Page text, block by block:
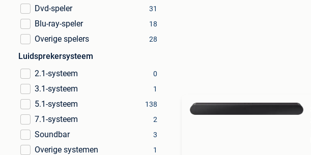
Dvd-speler
31
Blu-ray-speler 18
Overige spelers 28
Luidsprekersysteem
2.1-systeem
0
3.1-systeem 1
5.1-systeem 138
7.1-systeem 2
Soundbar 3
Overige systemen 1